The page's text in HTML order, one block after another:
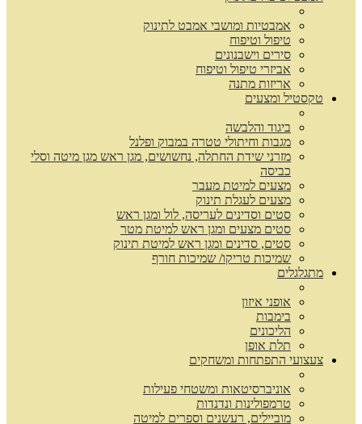
אמבטיות ומושבי אמבט לתינוק
טיפול וטיפוח
סירים וישבנונים
אביזרי טיפול וטיפוח
אריזות מתנה
טקסטיל ומצעים
ביגוד והלבשה
מגבות וחיתולי טטרה במבוק ופלנל
מזרני שידת החתלה, נחשושים, מגן ראש מגן מיטה וסלי
כביסה
מצעים למיטת מעבר
מצעים לעגלת תינוק
סטים וסדינים לעריסה, לול ומגן ראש
סטים מצעים ומגן ראש למיטת מטר
סטים, סדינים ומגן ראש למיטת תינוק
שמיכות טריקו/ שמיכות חורף
מתגלגלים
אופני איזון
בימבות
הליכונים
תלת אופן
צעצועי התפתחות ומשחקים
אוניברסיטאות ומשטחי פעילות
טרמפולינות ונדנדות
מוביילים, רעשנים וספרים למיטה